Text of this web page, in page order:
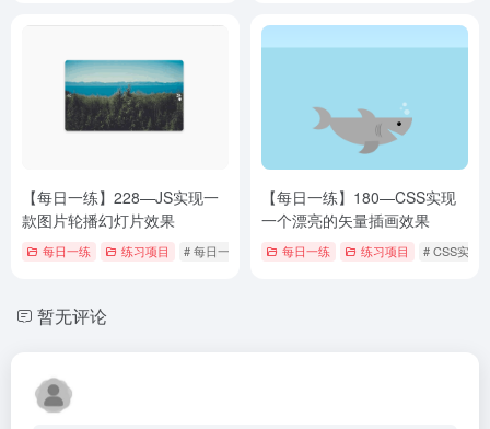
【每日一练】228—JS实现一
款图片轮播幻灯片效果
每日一练 练习项目 # 每日一练
【每日一练】180—CSS实现
一个漂亮的矢量插画效果
每日一练 练习项目 # CSS实现
暂无评论